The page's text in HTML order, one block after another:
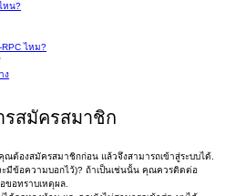
หน?
ไหม?
ง
รสมัครสมาชิก
องสมัครสมาชิกก่อน แล้วจึงสามารถเข้าสู่ระบบได้.
มีข้อความบอกไว้)? ถ้าเป็นเช่นนั้น คุณควรติดต่อ
ขอทราบเหตุผล.